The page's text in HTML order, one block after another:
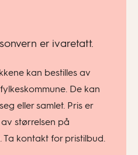
er ivaretatt.
kan bestilles av
De kan
eller samlet. Pris er
størrelsen på
Ta kontakt for pristilbud.